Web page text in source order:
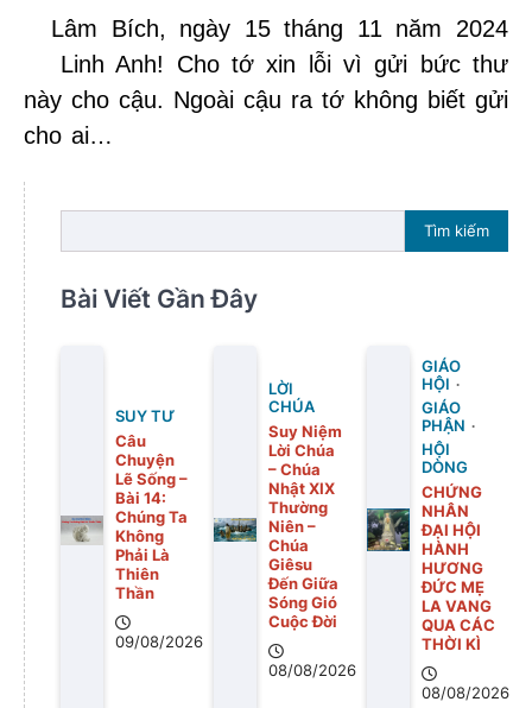
Lâm Bích, ngày 15 tháng 11 năm 2024
Linh Anh! Cho tớ xin lỗi vì gửi bức thư
này cho cậu. Ngoài cậu ra tớ không biết gửi
cho ai…
Tìm kiếm
Bài Viết Gần Đây
SUY TƯ
Câu
Chuyện
Lẽ Sống –
Bài 14:
Chúng Ta
Không
Phải Là
Thiên
Thần
09/08/2026
LỜI
CHÚA
Suy Niệm
Lời Chúa
– Chúa
Nhật XIX
Thường
Niên –
Chúa
Giêsu
Đến Giữa
Sóng Gió
Cuộc Đời
08/08/2026
GIÁO
HỘI
GIÁO
PHẬN
HỘI
DÒNG
CHỨNG
NHÂN
ĐẠI HỘI
HÀNH
HƯƠNG
ĐỨC MẸ
LA VANG
QUA CÁC
THỜI KÌ
08/08/2026